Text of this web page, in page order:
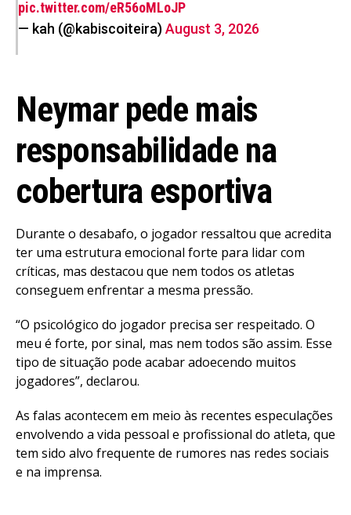
pic.twitter.com/eR56oMLoJP
— kah (@kabiscoiteira)August 3, 2026
Neymar pede mais
responsabilidade na
cobertura esportiva
Durante o desabafo, o jogador ressaltou que acredita
ter uma estrutura emocional forte para lidar com
críticas, mas destacou que nem todos os atletas
conseguem enfrentar a mesma pressão.
“O psicológico do jogador precisa ser respeitado. O
meu é forte, por sinal, mas nem todos são assim. Esse
tipo de situação pode acabar adoecendo muitos
jogadores”, declarou.
As falas acontecem em meio às recentes especulações
envolvendo a vida pessoal e profissional do atleta, que
tem sido alvo frequente de rumores nas redes sociais
e na imprensa.